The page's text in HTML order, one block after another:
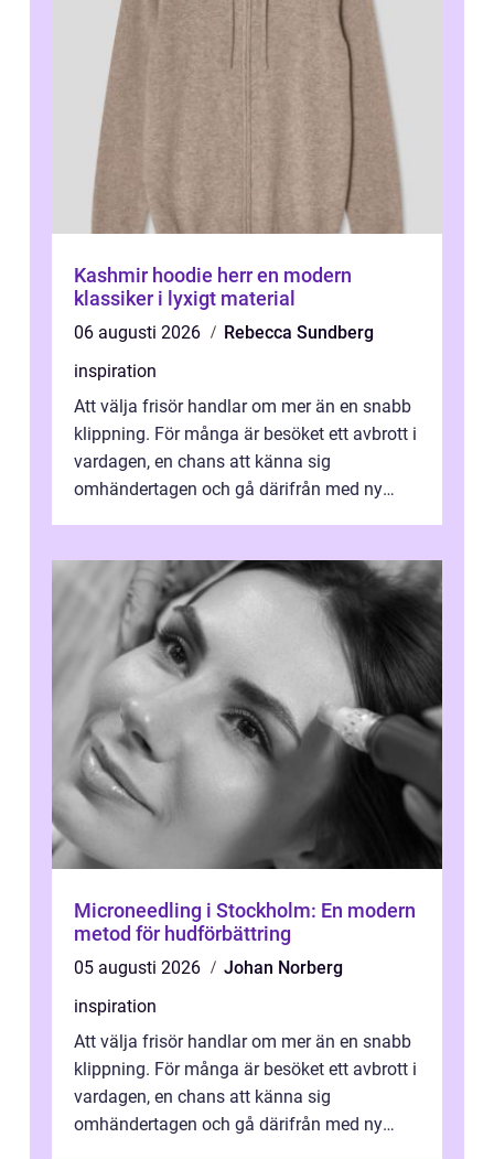
Kashmir hoodie herr en modern
klassiker i lyxigt material
06 augusti 2026
Rebecca Sundberg
inspiration
Att välja frisör handlar om mer än en snabb
klippning. För många är besöket ett avbrott i
vardagen, en chans att känna sig
omhändertagen och gå därifrån med ny
Microneedling i Stockholm: En modern
metod för hudförbättring
05 augusti 2026
Johan Norberg
inspiration
Att välja frisör handlar om mer än en snabb
klippning. För många är besöket ett avbrott i
vardagen, en chans att känna sig
omhändertagen och gå därifrån med ny